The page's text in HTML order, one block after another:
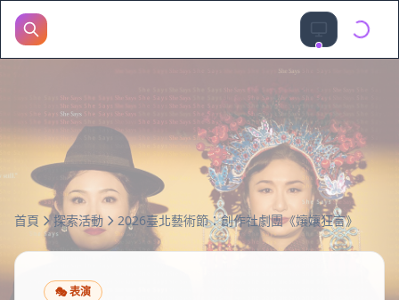
首頁 探索活動 2026臺北藝術節：創作社劇團《孃孃狂言》
🎭表演